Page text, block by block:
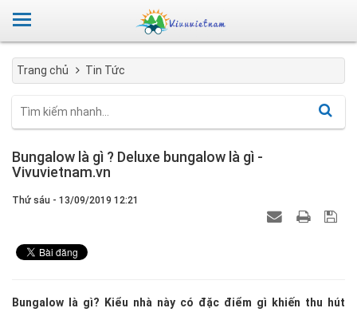
Trang chủ Tin Tức
Bungalow là gì ? Deluxe bungalow là gì -
Vivuvietnam.vn
Thứ sáu - 13/09/2019 12:21
Bungalow là gì? Kiểu nhà này có đặc điểm gì khiến thu hút